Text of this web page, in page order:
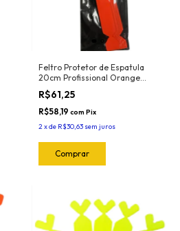
Feltro Protetor de Espatula
20cm Profissional Orange
(5und) 1024.O Joker
R$61,25
R$58,19 com Pix
2xde R$30,63 sem juros